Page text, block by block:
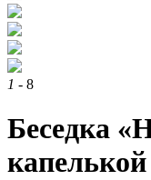
1 - 8
Беседка
капелькой